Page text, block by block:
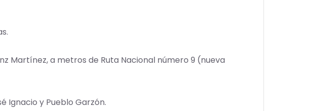
Martínez, a metros de Ruta Nacional número 9 (nueva
Ignacio y Pueblo Garzón.